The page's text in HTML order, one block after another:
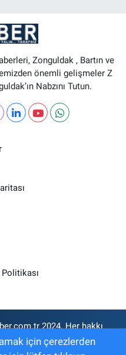
Zonguldak , Bartın ve
önemli gelişmeler Z
Nabzını Tutun.
2024. Her hakkı
saklıdır.için çerezlerden